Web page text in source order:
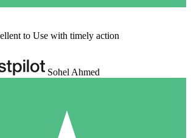
to Use with timely action
Sohel Ahmed